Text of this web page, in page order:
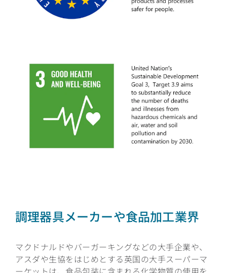
調理器具メーカーや食品加工業界
マクドナルドやバーガーキングなどの大手企業や、
アスダや生協をはじめとする英国の大手スーパーマ